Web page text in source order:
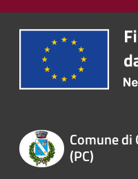
Comune di
(PC)